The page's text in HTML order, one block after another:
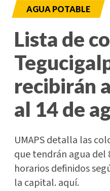
AGUA POTABLE
Lista de
recibirán
al 14 de
UMAPS detalla las
que tendrán agua del
horarios definidos
la capital. aquí.